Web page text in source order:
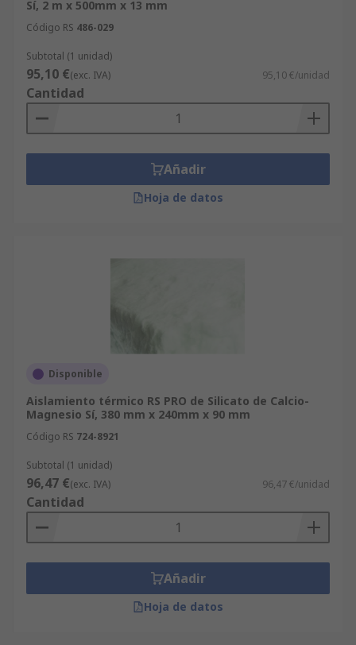
Sí, 2 m x 500mm x 13 mm
Código RS 486-029
Subtotal (1 unidad)
95,10 €(exc. IVA) 95,10 €/unidad
Cantidad
Añadir
Hoja de datos
Disponible
Aislamiento térmico RS PRO de Silicato de Calcio-
Magnesio Sí, 380 mm x 240mm x 90 mm
Código RS 724-8921
Subtotal (1 unidad)
96,47 €(exc. IVA) 96,47 €/unidad
Cantidad
Añadir
Hoja de datos